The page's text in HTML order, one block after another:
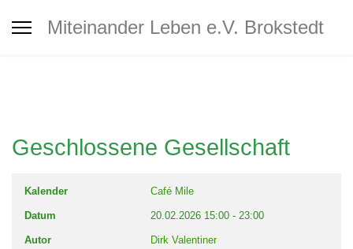
Miteinander Leben e.V. Brokstedt
- Spenden -
Geschlossene Gesellschaft
Kalender Café Mile
Datum 20.02.2026 15:00 - 23:00
Autor Dirk Valentiner